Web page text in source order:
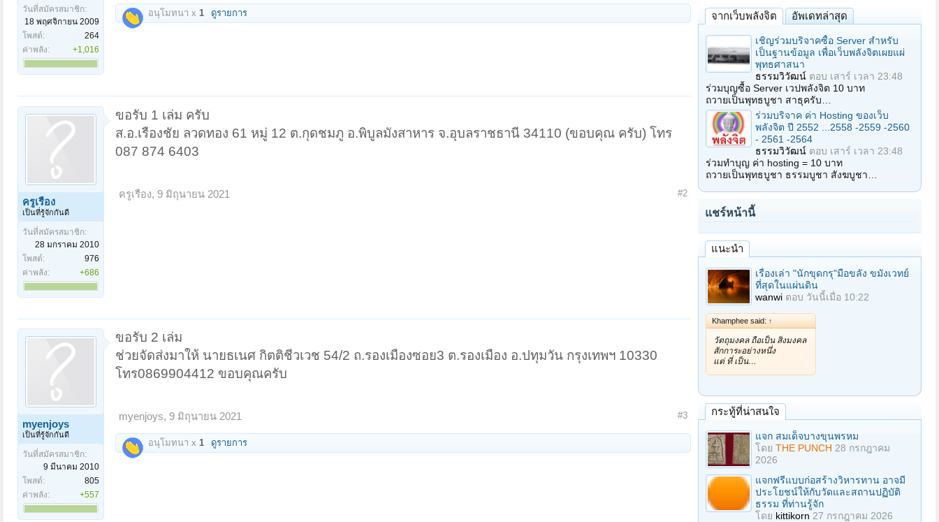
วันที่สมัครสมาชิก:
18 พฤศจิกายน 2009
โพสต์:
264
ค่าพลัง:
+1,016
อนุโมทนา x 1 ดูรายการ
ครูเรือง
เป็นที่รู้จักกันดี
วันที่สมัครสมาชิก:
28 มกราคม 2010
โพสต์:
976
ค่าพลัง:
+686
ขอรับ 1 เล่ม ครับ
ส.อ.เรืองชัย ลวดทอง 61 หมู่ 12 ต.กุดชมภู อ.พิบูลมังสาหาร จ.อุบลราชธานี 34110 (ขอบคุณ ครับ) โทร
087 874 6403
ครูเรือง, 9 มิถุนายน 2021 #2
myenjoys
เป็นที่รู้จักกันดี
วันที่สมัครสมาชิก:
9 มีนาคม 2010
โพสต์:
805
ค่าพลัง:
+557
ขอรับ 2 เล่ม
ช่วยจัดส่งมาให้ นายธเนศ กิตติชีวเวช 54/2 ถ.รองเมืองซอย3 ต.รองเมือง อ.ปทุมวัน กรุงเทพฯ 10330
โทร0869904412 ขอบคุณครับ
myenjoys, 9 มิถุนายน 2021 #3
อนุโมทนา x 1 ดูรายการ
จากเว็บพลังจิต อัพเดทล่าสุด
เชิญร่วมบริจาคซื้อ Server สำหรับ
เป็นฐานข้อมูล เพื่อเว็บพลังจิตเผยแผ่
พุทธศาสนา
ธรรมวิวัฒน์ ตอบ เสาร์ เวลา 23:48
ร่วมบุญซื้อ Server เวปพลังจิต 10 บาท
ถวายเป็นพุทธบูชา สาธุครับ…
ร่วมบริจาค ค่า Hosting ของเว็บ
พลังจิต ปี 2552 ...2558 -2559 -2560
- 2561 -2564
ธรรมวิวัฒน์ ตอบ เสาร์ เวลา 23:48
ร่วมทำบุญ ค่า hosting = 10 บาท
ถวายเป็นพุทธบูชา ธรรมบูชา สังฆบูชา…
แชร์หน้านี้
แนะนำ
เรื่องเล่า "นักขุดกรุ"มือขลัง ขมังเวทย์
ที่สุดในแผ่นดิน
wanwi ตอบ วันนี้เมื่อ 10:22
Khamphee said: ↑
วัตถุมงคล ถือเป็น สิ่งมงคล
สักการะอย่างหนึ่ง
แต่ ที่ เป็น…
กระทู้ที่น่าสนใจ
แจก สมเด็จบางขุนพรหม
โดย THE PUNCH 28 กรกฎาคม
2026
แจกฟรีแบบก่อสร้างวิหารทาน อาจมี
ประโยชน์ให้กับวัดและสถานปฏิบัติ
ธรรม ที่ท่านรู้จัก
โดย kittikorn 27 กรกฎาคม 2026